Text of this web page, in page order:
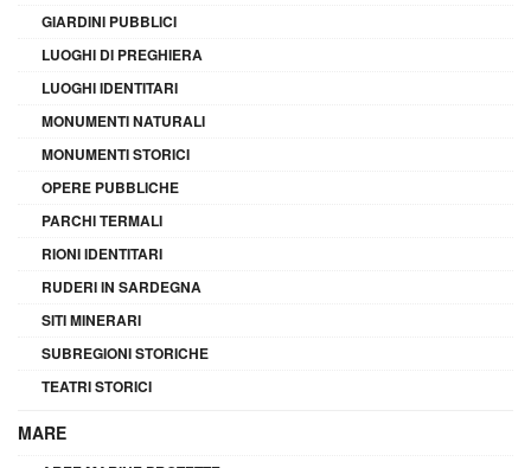
GIARDINI PUBBLICI
LUOGHI DI PREGHIERA
LUOGHI IDENTITARI
MONUMENTI NATURALI
MONUMENTI STORICI
OPERE PUBBLICHE
PARCHI TERMALI
RIONI IDENTITARI
RUDERI IN SARDEGNA
SITI MINERARI
SUBREGIONI STORICHE
TEATRI STORICI
MARE